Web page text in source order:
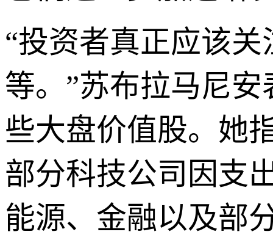
“投资者真正应该
等。”苏布拉马尼
些大盘价值股。她
部分科技公司因支
能源、金融以及部